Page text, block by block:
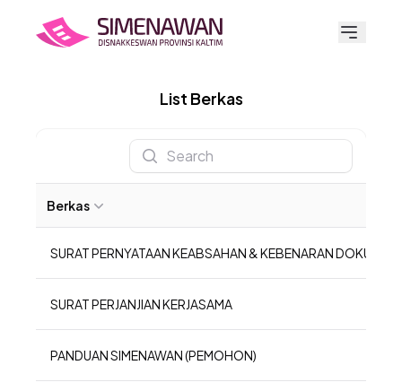
List Berkas
Search
Berkas
SURAT PERNYATAAN KEABSAHAN & KEBENARAN DOKUMEN
SURAT PERJANJIAN KERJASAMA
PANDUAN SIMENAWAN (PEMOHON)